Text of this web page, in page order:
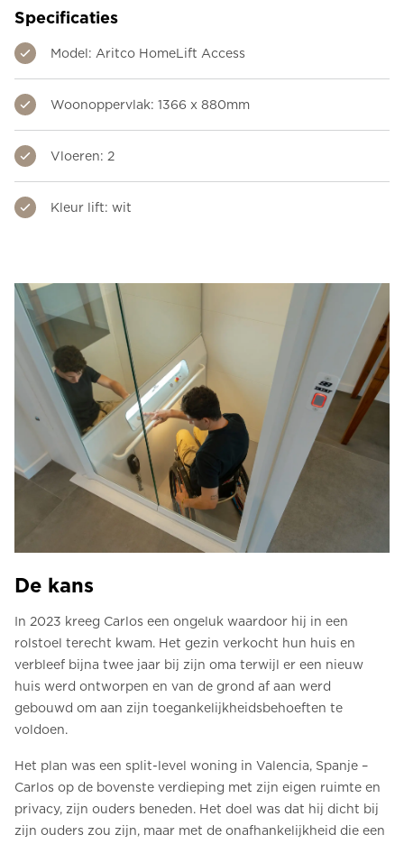
Specificaties
Model: Aritco HomeLift Access
Woonoppervlak: 1366 x 880mm
Vloeren: 2
Kleur lift: wit
De kans
In 2023 kreeg Carlos een ongeluk waardoor hij in een
rolstoel terecht kwam. Het gezin verkocht hun huis en
verbleef bijna twee jaar bij zijn oma terwijl er een nieuw
huis werd ontworpen en van de grond af aan werd
gebouwd om aan zijn toegankelijkheidsbehoeften te
voldoen.
Het plan was een split-level woning in Valencia, Spanje –
Carlos op de bovenste verdieping met zijn eigen ruimte en
privacy, zijn ouders beneden. Het doel was dat hij dicht bij
zijn ouders zou zijn, maar met de onafhankelijkheid die een